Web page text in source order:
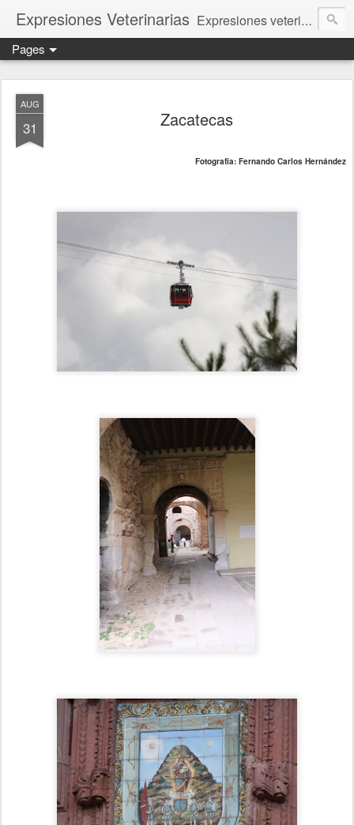
Expresiones Veterinarias Expresiones veterinarias es una publicación en linea de la biblioteca de la Facultad de Veterinaria y Zootecnia de la UNAM
Pages
AUG
31 Zacatecas
Fotografía: Fernando Carlos Hernández